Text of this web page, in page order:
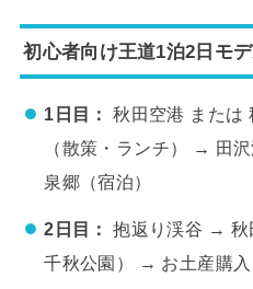
初心者向け王道1泊2日モ
1日目：
秋田空港 または
（散策・ランチ） → 田
泉郷（宿泊）
2日目：
抱返り渓谷 → 秋
千秋公園） → お土産購